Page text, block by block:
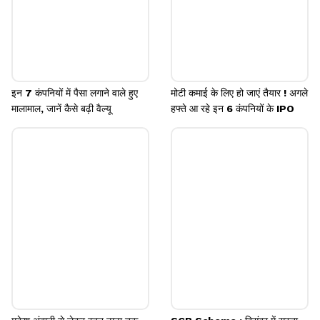
इन 7 कंपनियों में पैसा लगाने वाले हुए
मालामाल, जानें कैसे बढ़ी वैल्यू
मोटी कमाई के लिए हो जाएं तैयार ! अगले
हफ्ते आ रहे इन 6 कंपनियों के IPO